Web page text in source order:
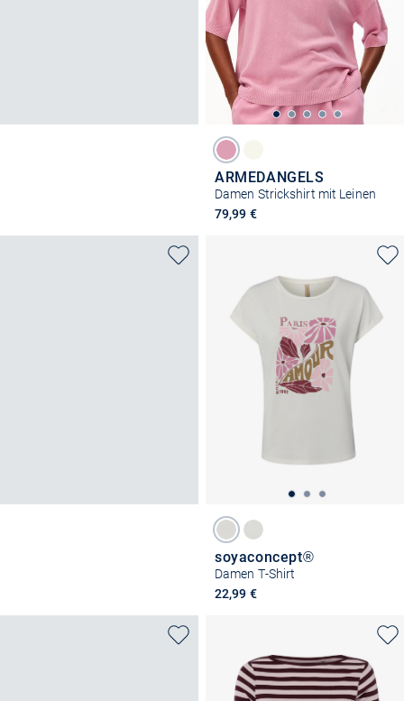
ARMEDANGELS
Damen Strickshirt mit Leinen
79,99 €
soyaconcept®
Damen T-Shirt
22,99 €